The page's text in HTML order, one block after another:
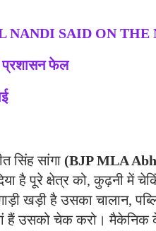
NANDI SAID ON
प्रशासन फेल
सिंह सांगा (BJP MLA
है पूरे क्षेत्र को, कुढ़नी में
खड़ी है उसका चालान,
हैं उसको चेक करो।